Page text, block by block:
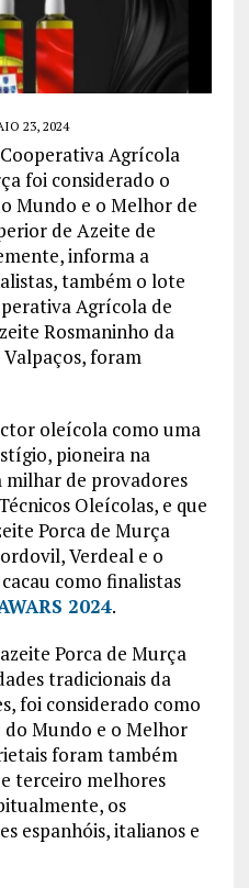
23, 2024
Agrícola
foi considerado o
Mundo e o Melhor de
de Azeite de
informa a
também o lote
Agrícola de
Rosmaninho da
foram
oleícola como uma
pioneira na
milhar de provadores
Oleícolas, e que
Porca de Murça
Verdeal e o
como finalistas
2024.
Porca de Murça
tradicionais da
foi considerado como
Mundo e o Melhor
foram também
terceiro melhores
os
espanhóis, italianos e